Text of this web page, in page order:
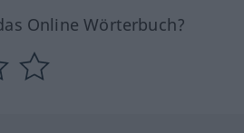
Online Wörterbuch?